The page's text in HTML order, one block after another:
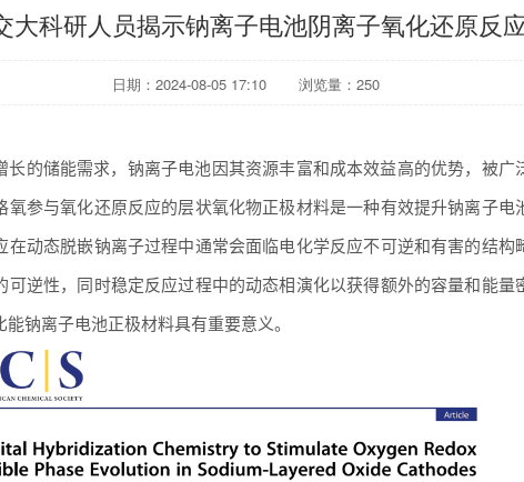
大科研人员揭示钠离子电池阴离子氧化还原反
日期：2024-08-05 17:10 浏览量： 250
长的储能需求，钠离子电池因其资源丰富和成本效益高的优势，被广
氧参与氧化还原反应的层状氧化物正极材料是一种有效提升钠离子电
在动态脱嵌钠离子过程中通常会面临电化学反应不可逆和有害的结构
可逆性，同时稳定反应过程中的动态相演化以获得额外的容量和能量
钠离子电池正极材料具有重要意义。